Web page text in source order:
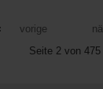
vorige
Seite 2 von 475